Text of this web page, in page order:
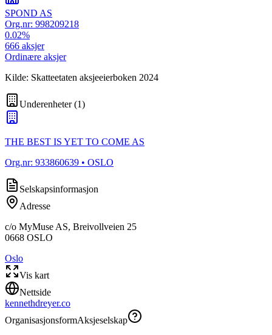
SPOND AS
Org.nr: 998209218
0.02%
666 aksjer
Ordinære aksjer
Kilde: Skatteetaten aksjeeierboken 2024
Underenheter(1)
THE BEST IS YET TO COME AS
Org.nr: 933860639 • OSLO
Selskapsinformasjon
Adresse
c/o MyMuse AS, Breivollveien 25
0668 OSLO
Oslo
Vis kart
Nettside
kennethdreyer.co
OrganisasjonsformAksjeselskap